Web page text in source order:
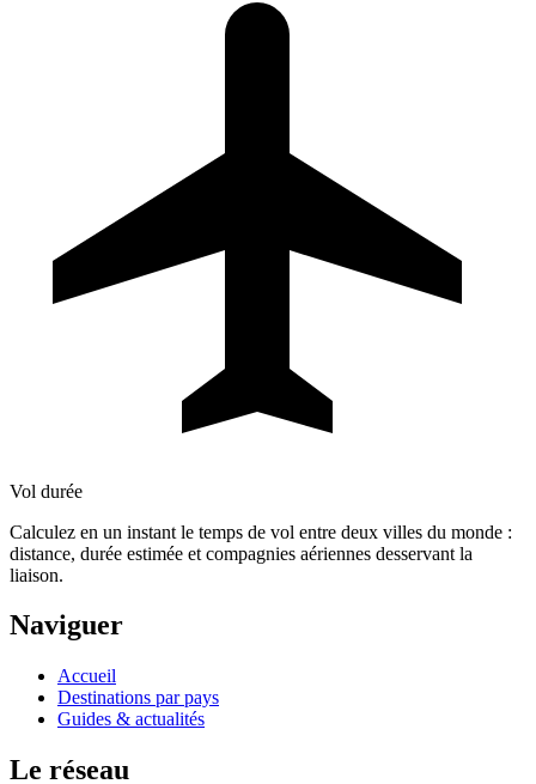
Vol durée
Calculez en un instant le temps de vol entre deux villes du monde :
distance, durée estimée et compagnies aériennes desservant la
liaison.
Naviguer
Accueil
Destinations par pays
Guides & actualités
Le réseau